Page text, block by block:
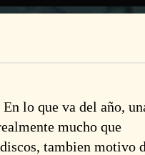
lo que va del año,
mucho que
tambien motivo